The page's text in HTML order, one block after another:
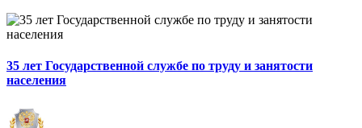
35 лет Государственной службе по труду и занятости
населения